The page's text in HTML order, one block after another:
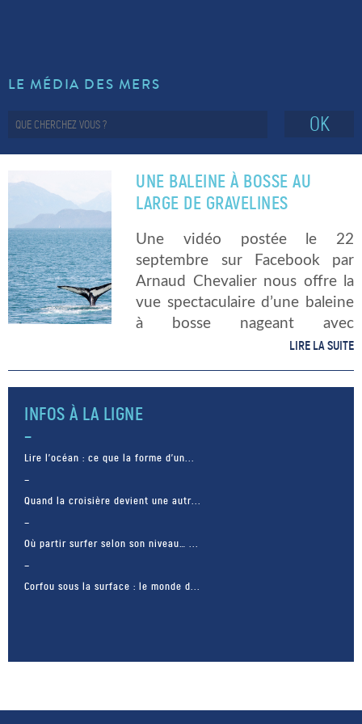
LE MÉDIA DES MERS
OK
UNE BALEINE À BOSSE AU
LARGE DE GRAVELINES
Une vidéo postée le 22
septembre sur Facebook par
Arnaud Chevalier nous offre la
vue spectaculaire d’une baleine
à bosse nageant avec
désinvolture dans les eaux de la
officier de la gendarme
maritime partage ainsi […]
LIRE LA SUITE
INFOS À LA LIGNE
Lire l’océan : ce que la forme d’un...
Quand la croisière devient une autr...
Où partir surfer selon son niveau… ...
Corfou sous la surface : le monde d...